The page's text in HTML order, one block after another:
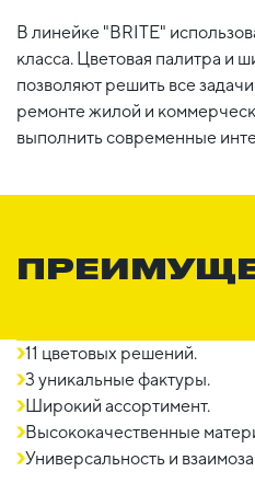
В линейке "BRITE"
класса. Цветовая палитра и
позволяют решить все
ремонте жилой и
выполнить современные
11 цветовых решений.
3 уникальные фактуры.
Широкий ассортимент.
Высококачественные
Универсальность и